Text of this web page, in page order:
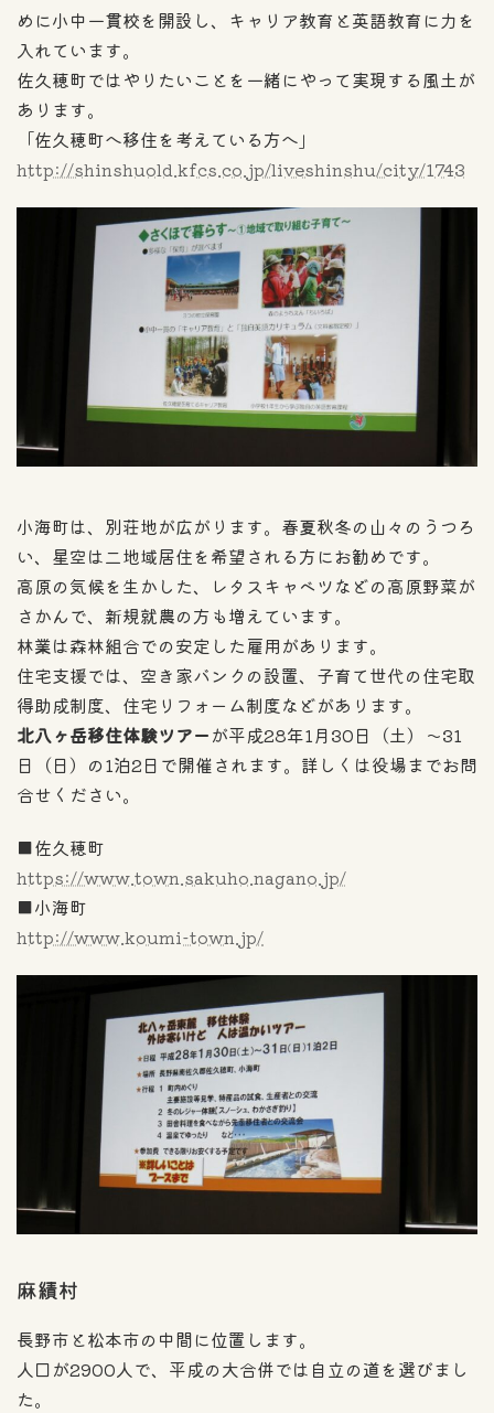
めに小中一貫校を開設し、キャリア教育と英語教育に力を
入れています。
佐久穂町ではやりたいことを一緒にやって実現する風土が
あります。
「佐久穂町へ移住を考えている方へ」
http://shinshuold.kfcs.co.jp/liveshinshu/city/1743
小海町は、別荘地が広がります。春夏秋冬の山々のうつろ
い、星空は二地域居住を希望される方にお勧めです。
高原の気候を生かした、レタスキャベツなどの高原野菜が
さかんで、新規就農の方も増えています。
林業は森林組合での安定した雇用があります。
住宅支援では、空き家バンクの設置、子育て世代の住宅取
得助成制度、住宅リフォーム制度などがあります。
北八ヶ岳移住体験ツアーが平成28年1月30日（土）～31
日（日）の1泊2日で開催されます。詳しくは役場までお問
合せください。
■佐久穂町
https://www.town.sakuho.nagano.jp/
■小海町
http://www.koumi-town.jp/
麻績村
長野市と松本市の中間に位置します。
人口が2900人で、平成の大合併では自立の道を選びまし
た。